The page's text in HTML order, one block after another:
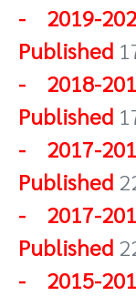
- 2019-
Published
- 2018-
Published
- 2017-
Published
- 2017-
Published
- 2015-